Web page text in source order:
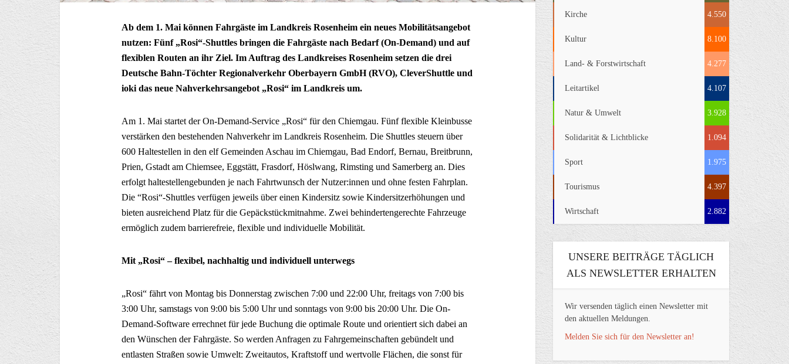
Ab dem 1. Mai können Fahrgäste im Landkreis Rosenheim ein neues Mobilitätsangebot
nutzen: Fünf „Rosi“-Shuttles bringen die Fahrgäste nach Bedarf (On-Demand) und auf
flexiblen Routen an ihr Ziel. Im Auftrag des Landkreises Rosenheim setzen die drei
Deutsche Bahn-Töchter Regionalverkehr Oberbayern GmbH (RVO), CleverShuttle und
ioki das neue Nahverkehrsangebot „Rosi“ im Landkreis um.
Am 1. Mai startet der On-Demand-Service „Rosi“ für den Chiemgau. Fünf flexible Kleinbusse
verstärken den bestehenden Nahverkehr im Landkreis Rosenheim. Die Shuttles steuern über
600 Haltestellen in den elf Gemeinden Aschau im Chiemgau, Bad Endorf, Bernau, Breitbrunn,
Prien, Gstadt am Chiemsee, Eggstätt, Frasdorf, Höslwang, Rimsting und Samerberg an. Dies
erfolgt haltestellengebunden je nach Fahrtwunsch der Nutzer:innen und ohne festen Fahrplan.
Die “Rosi“-Shuttles verfügen jeweils über einen Kindersitz sowie Kindersitzerhöhungen und
bieten ausreichend Platz für die Gepäckstückmitnahme. Zwei behindertengerechte Fahrzeuge
ermöglich zudem barrierefreie, flexible und individuelle Mobilität.
Mit „Rosi“ – flexibel, nachhaltig und individuell unterwegs
„Rosi“ fährt von Montag bis Donnerstag zwischen 7:00 und 22:00 Uhr, freitags von 7:00 bis
3:00 Uhr, samstags von 9:00 bis 5:00 Uhr und sonntags von 9:00 bis 20:00 Uhr. Die On-
Demand-Software errechnet für jede Buchung die optimale Route und orientiert sich dabei an
den Wünschen der Fahrgäste. So werden Anfragen zu Fahrgemeinschaften gebündelt und
entlasten Straßen sowie Umwelt: Zweitautos, Kraftstoff und wertvolle Flächen, die sonst für
Kirche 4.550
Kultur 8.100
Land- & Forstwirtschaft 4.277
Leitartikel 4.107
Natur & Umwelt 3.928
Solidarität & Lichtblicke 1.094
Sport 1.975
Tourismus 4.397
Wirtschaft 2.882
UNSERE BEITRÄGE TÄGLICH
ALS NEWSLETTER ERHALTEN
Wir versenden täglich einen Newsletter mit
den aktuellen Meldungen.
Melden Sie sich für den Newsletter an!